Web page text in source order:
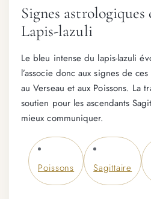
Signes
Lapis-lazuli
Le bleu intense du lapis-lazuli
l’associe donc aux signes de
au Verseau et aux Poissons. La
soutien pour les ascendants
mieux communiquer.
Poissons Sagittaire